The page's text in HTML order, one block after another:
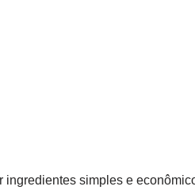
ingredientes simples e